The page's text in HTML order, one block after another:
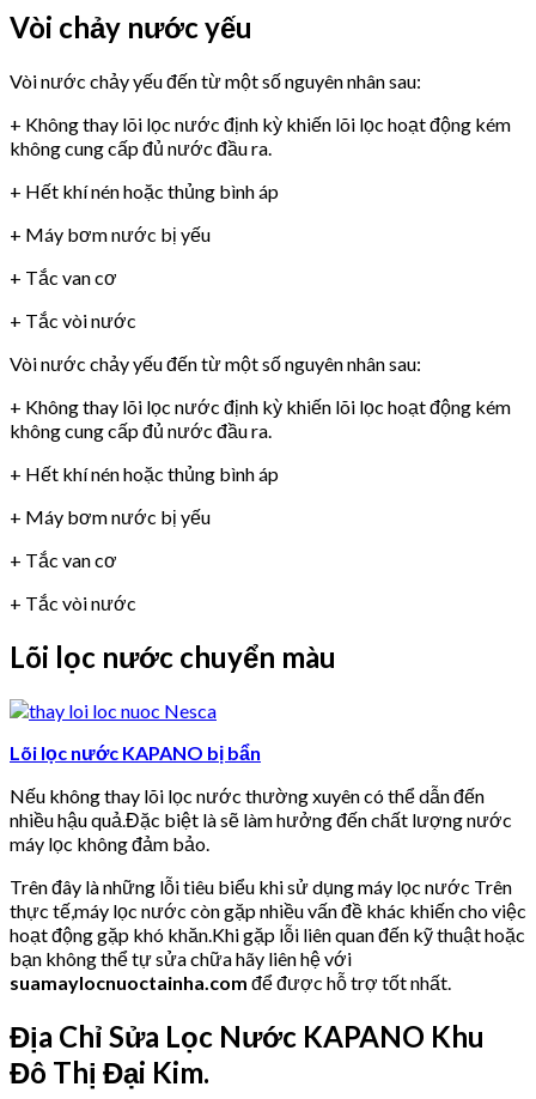
Vòi chảy nước yếu
Vòi nước chảy yếu đến từ một số nguyên nhân sau:
+ Không thay lõi lọc nước định kỳ khiến lõi lọc hoạt động kém
không cung cấp đủ nước đầu ra.
+ Hết khí nén hoặc thủng bình áp
+ Máy bơm nước bị yếu
+ Tắc van cơ
+ Tắc vòi nước
Vòi nước chảy yếu đến từ một số nguyên nhân sau:
+ Không thay lõi lọc nước định kỳ khiến lõi lọc hoạt động kém
không cung cấp đủ nước đầu ra.
+ Hết khí nén hoặc thủng bình áp
+ Máy bơm nước bị yếu
+ Tắc van cơ
+ Tắc vòi nước
Lõi lọc nước chuyển màu
Lõi lọc nước KAPANO bị bẩn
Nếu không thay lõi lọc nước thường xuyên có thể dẫn đến
nhiều hậu quả.Đặc biệt là sẽ làm hưởng đến chất lượng nước
máy lọc không đảm bảo.
Trên đây là những lỗi tiêu biểu khi sử dụng máy lọc nước Trên
thực tế,máy lọc nước còn gặp nhiều vấn đề khác khiến cho việc
hoạt động gặp khó khăn.Khi gặp lỗi liên quan đến kỹ thuật hoặc
bạn không thể tự sửa chữa hãy liên hệ với
suamaylocnuoctainha.com để được hỗ trợ tốt nhất.
Địa Chỉ Sửa Lọc Nước KAPANO Khu
Đô Thị Đại Kim.